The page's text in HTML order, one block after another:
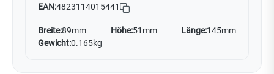
EAN:4823114015441
Breite:89mm Höhe:51mm Länge:145mm
Gewicht:0.165kg